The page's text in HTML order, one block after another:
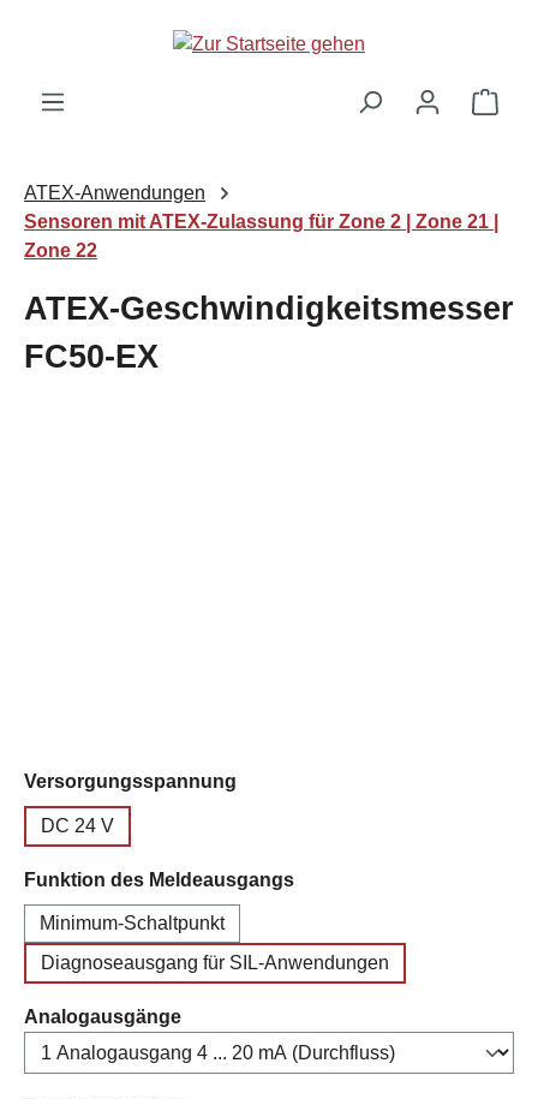
Zum Hauptinhalt springen
ATEX-Anwendungen
Sensoren mit ATEX-Zulassung für Zone 2 | Zone 21 |
Zone 22
ATEX-Geschwindigkeitsmesser
FC50-EX
Versorgungsspannung
DC 24 V
Funktion des Meldeausgangsauswählen
Minimum-Schaltpunkt
Diagnoseausgang für SIL-Anwendungen
Analogausgängeauswählen